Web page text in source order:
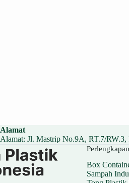
Alamat
Alamat: Jl. Mastrip No.9A, RT.7/RW.3,
Box
Sampah